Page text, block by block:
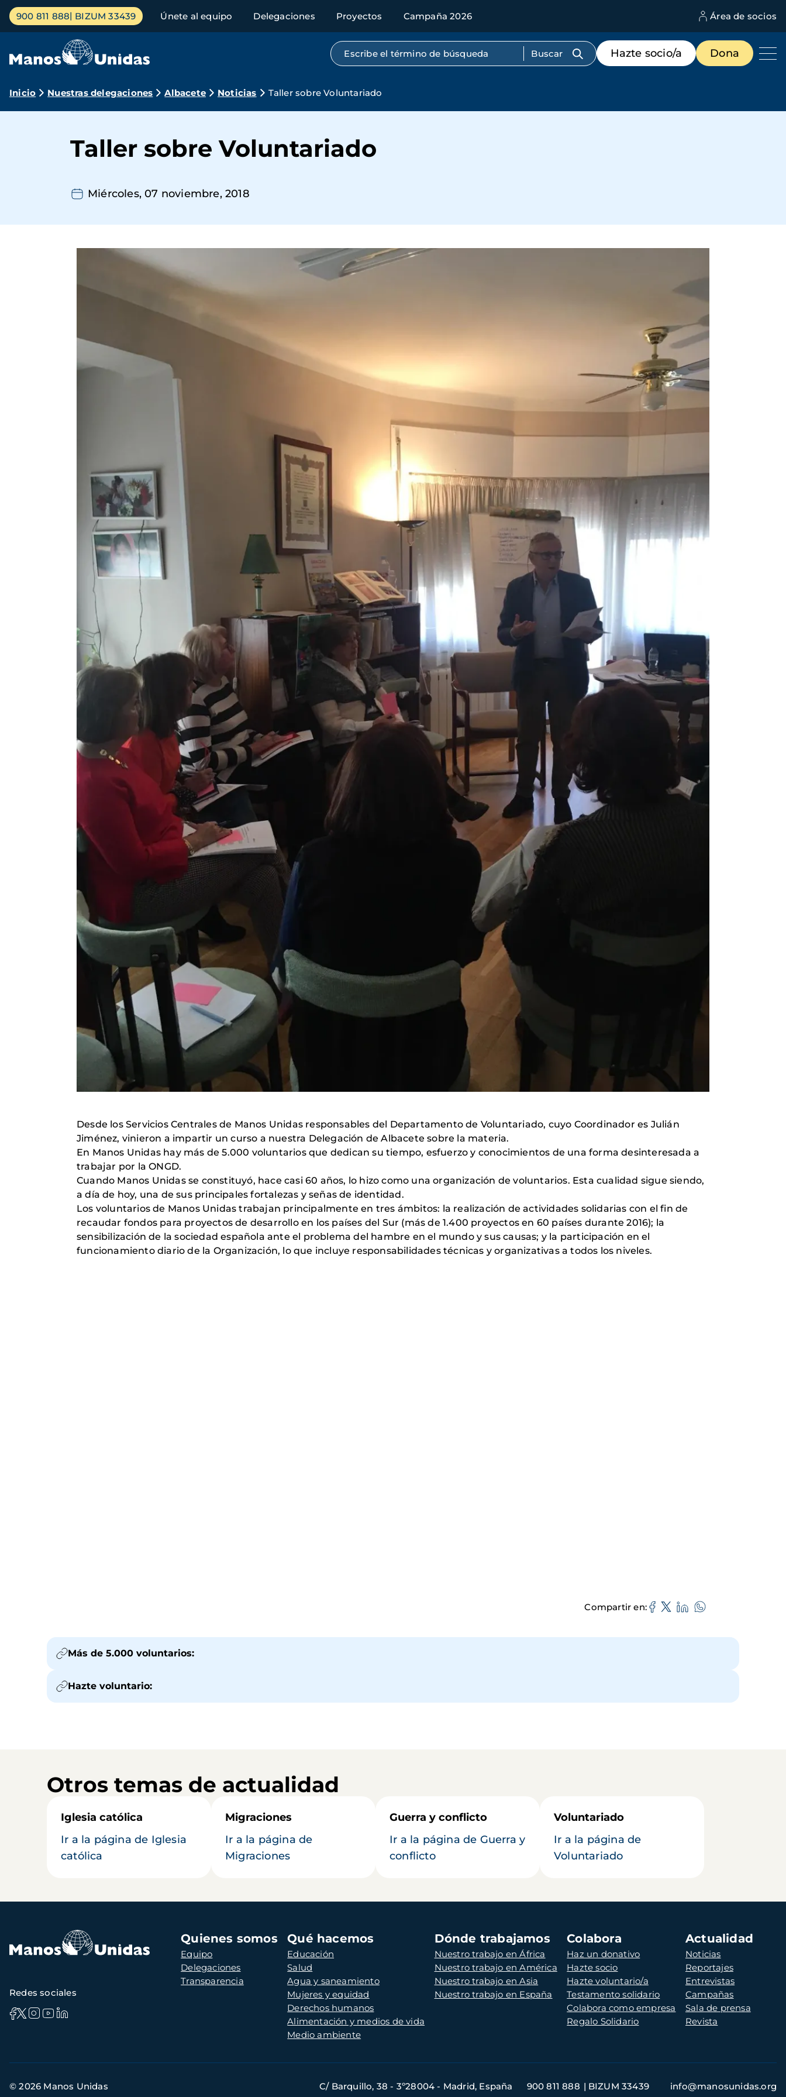
Pasar
contenido
Menú
principal
900 811 888 BIZUM 33439 Únete al equipo Delegaciones Proyectos Campaña 2026 Área de socios
Búsqueda por texto completo
Menú
de
destacados
Hazte socio/a Dona
Ruta
navegación
Inicio Nuestras delegaciones Albacete Noticias Taller sobre Voluntariado
Taller sobre Voluntariado
Miércoles, 07 noviembre, 2018
Desde los Servicios Centrales de Manos Unidas responsables del Departamento de Voluntariado, cuyo Coordinador es Julián
Jiménez, vinieron a impartir un curso a nuestra Delegación de Albacete sobre la materia.
En Manos Unidas hay más de 5.000 voluntarios que dedican su tiempo, esfuerzo y conocimientos de una forma desinteresada a
trabajar por la ONGD.
Cuando Manos Unidas se constituyó, hace casi 60 años, lo hizo como una organización de voluntarios. Esta cualidad sigue siendo,
a día de hoy, una de sus principales fortalezas y señas de identidad.
Los voluntarios de Manos Unidas trabajan principalmente en tres ámbitos: la realización de actividades solidarias con el fin de
recaudar fondos para proyectos de desarrollo en los países del Sur (más de 1.400 proyectos en 60 países durante 2016); la
sensibilización de la sociedad española ante el problema del hambre en el mundo y sus causas; y la participación en el
funcionamiento diario de la Organización, lo que incluye responsabilidades técnicas y organizativas a todos los niveles.
Compartir en
Más de 5.000 voluntarios:
Hazte voluntario:
Otros temas de actualidad
Iglesia católica
Ir a la página de Iglesia
católica
Migraciones
Ir a la página de
Migraciones
Guerra y conflicto
Ir a la página de Guerra y
conflicto
Voluntariado
Ir a la página de
Voluntariado
Navegación
principal
Quienes somos
Equipo
Delegaciones
Transparencia
Qué hacemos
Educación
Salud
Agua y saneamiento
Mujeres y equidad
Derechos humanos
Alimentación y medios de vida
Medio ambiente
Dónde trabajamos
Nuestro trabajo en África
Nuestro trabajo en América
Nuestro trabajo en Asia
Nuestro trabajo en España
Colabora
Haz un donativo
Hazte socio
Hazte voluntario/a
Testamento solidario
Colabora como empresa
Regalo Solidario
Actualidad
Noticias
Reportajes
Entrevistas
Campañas
Sala de prensa
Revista
Redes sociales
de
© 2026 Manos Unidas C/ Barquillo, 38 - 3º28004 - Madrid, España 900 811 888 BIZUM 33439 info@manosunidas.org